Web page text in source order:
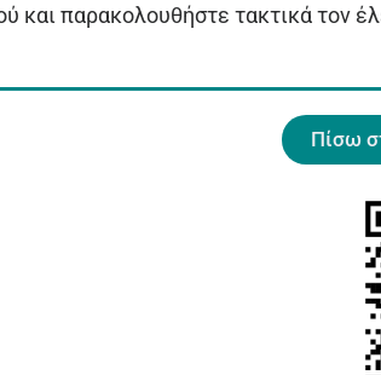
και παρακολουθήστε τακτικά τον
Πίσω